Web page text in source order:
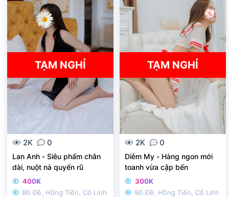
h
a
TẠM NGHỈ
2K 0
Lan Anh - Siêu phẩm chân
dài, nuột nà quyến rũ
400K
Bồ Đề, Hồng Tiến, Cổ Linh
h
ó
a
TẠM NGHỈ
2K 0
Diễm My - Hàng ngon mới
toanh vừa cập bến
300K
Bồ Đề, Hồng Tiến, Cổ Linh